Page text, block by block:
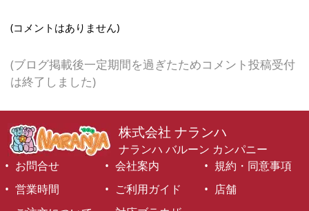
(コメントはありません)
(ブログ掲載後一定期間を過ぎたためコメント投稿受付
は終了しました)
株式会社 ナランハ
ナランハ バルーン カンパニー
お問合せ
会社案内
規約・同意事項
営業時間
ご利用ガイド
店舗